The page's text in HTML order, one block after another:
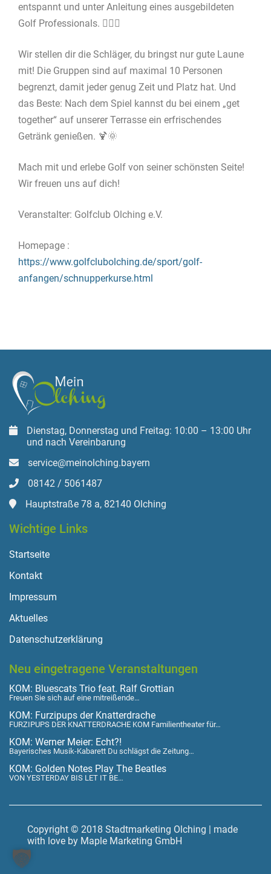
entspannt und unter Anleitung eines ausgebildeten
Golf Professionals. 🏌️‍♂️⛳
Wir stellen dir die Schläger, du bringst nur gute Laune
mit! Die Gruppen sind auf maximal 10 Personen
begrenzt, damit jeder genug Zeit und Platz hat. Und
das Beste: Nach dem Spiel kannst du bei einem „get
together“ auf unserer Terrasse ein erfrischendes
Getränk genießen. 🍹🌞
Mach mit und erlebe Golf von seiner schönsten Seite!
Wir freuen uns auf dich!
Veranstalter: Golfclub Olching e.V.
Homepage :
https://www.golfclubolching.de/sport/golf-
anfangen/schnupperkurse.html
Dienstag, Donnerstag und Freitag: 10:00 – 13:00 Uhr
und nach Vereinbarung
service@meinolching.bayern
08142 / 5061487
Hauptstraße 78 a, 82140 Olching
Wichtige Links
Startseite
Kontakt
Impressum
Aktuelles
Datenschutzerklärung
Neu eingetragene Veranstaltungen
KOM: Bluescats Trio feat. Ralf Grottian
Freuen Sie sich auf eine mitreißende…
KOM: Furzipups der Knatterdrache
FURZIPUPS DER KNATTERDRACHE KOM Familientheater für…
KOM: Werner Meier: Echt?!
Bayerisches Musik-Kabarett Du schlägst die Zeitung…
KOM: Golden Notes Play The Beatles
VON YESTERDAY BIS LET IT BE…
Copyright © 2018 Stadtmarketing Olching | made
with love by Maple Marketing GmbH